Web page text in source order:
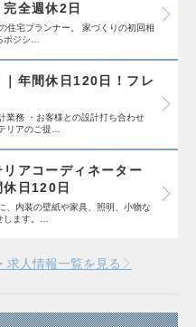
全週休2日
住宅プランナー。 家づくりの初回相
ポジシ…
｜年間休日120日！フレ
業務 ・お客様との設計打ち合わせ
リアのご提…
リアコーディネーター
休日120日
、内装の壁紙や家具、照明、小物な
します。…
求人情報一覧を見る